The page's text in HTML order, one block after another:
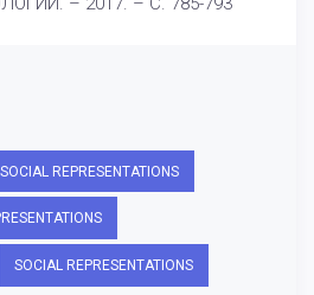
REPRESENTATIONS
SOCIAL REPRESENTATIONS